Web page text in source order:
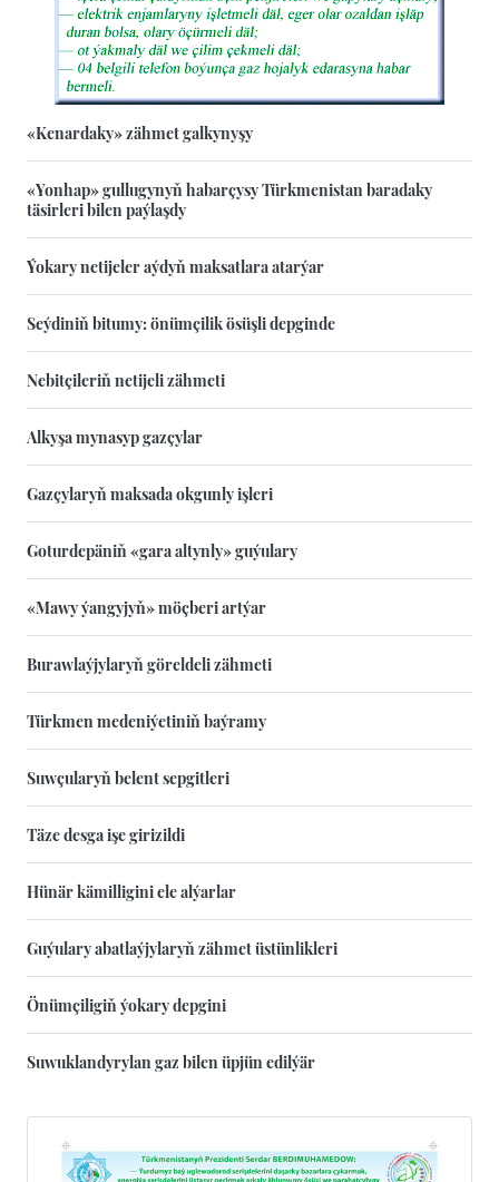
«Kenardaky» zähmet galkynyşy
«Yonhap» gullugynyň habarçysy Türkmenistan baradaky
täsirleri bilen paýlaşdy
Ýokary netijeler aýdyň maksatlara atarýar
Seýdiniň bitumy: önümçilik ösüşli depginde
Nebitçileriň netijeli zähmeti
Alkyşa mynasyp gazçylar
Gazçylaryň maksada okgunly işleri
Goturdepäniň «gara altynly» guýulary
«Mawy ýangyjyň» möçberi artýar
Burawlaýjylaryň göreldeli zähmeti
Türkmen medeniýetiniň baýramy
Suwçularyň belent sepgitleri
Täze desga işe girizildi
Hünär kämilligini ele alýarlar
Guýulary abatlaýjylaryň zähmet üstünlikleri
Önümçiligiň ýokary depgini
Suwuklandyrylan gaz bilen üpjün edilýär